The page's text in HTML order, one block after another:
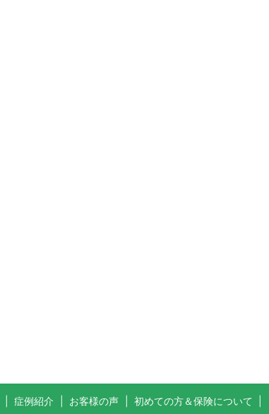
症例紹介 お客様の声 初めての方＆保険について